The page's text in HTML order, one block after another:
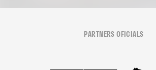
PARTNERS OFICIALS